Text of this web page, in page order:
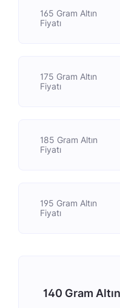
165 Gram Altın
Fiyatı
175 Gram Altın
Fiyatı
185 Gram Altın
Fiyatı
195 Gram Altın
Fiyatı
140 Gram